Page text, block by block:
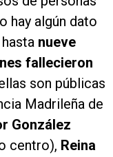
hay algún dato
nueve
fallecieron
son públicas
Madrileña de
González
centro), Reina